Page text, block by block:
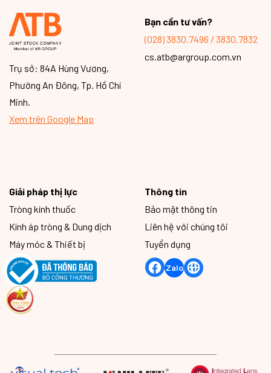
Trụ sở: 84A Hùng Vương,
Phường An Đông, Tp. Hồ Chí
Minh.
Xem trên Google Map
Bạn cần tư vấn?
(028) 3830.7496 / 3830.7832
cs.atb@argroup.com.vn
Giải pháp thị lực
Tròng kính thuốc
Kính áp tròng & Dung dịch
Máy móc & Thiết bị
Thông tin
Bảo mật thông tin
Liên hệ với chúng tôi
Tuyển dụng
Zalo